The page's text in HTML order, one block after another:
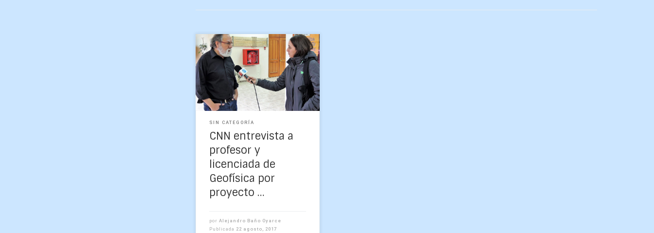
El doctor en geofísica Dante
Figueroa y la licenciada de
Geofísica Natalia Aziares se
vieron sorprendidos este
martes 22 de agosto al ser
visitados […]
SIN CATEGORÍA
CNN entrevista a
profesor y
licenciada de
Geofísica por
proyecto …
porAlejandro Baño Oyarce
Publicada 22 agosto, 2017